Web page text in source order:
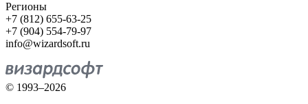
Регионы
+7 (812) 655-63-25
+7 (904) 554-79-97
info@wizardsoft.ru
© 1993–2026